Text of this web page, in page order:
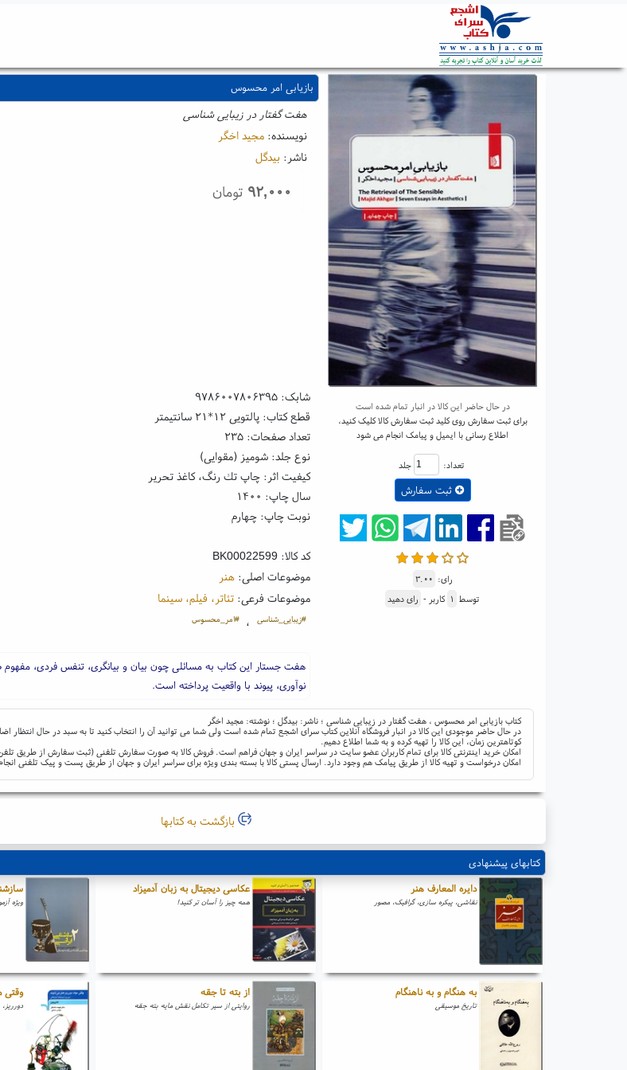
بازیابی امر محسوس
هفت گفتار در زیبایی شناسی
نویسنده: مجید اخگر
ناشر: بیدگل
۹۲,۰۰۰ تومان
در حال حاضر این کالا در انبار تمام شده است
برای ثبت سفارش روی کلید ثبت سفارش کالا کلیک کنید،
اطلاع رسانی با ایمیل و پیامک انجام می شود
تعداد: جلد
ثبت سفارش
رای: ۳.۰۰
توسط ۱ کاربر - رای دهید
شابک:۹۷۸۶۰۰۷۸۰۶۳۹۵
قطع کتاب: پالتویی ۱۲*۲۱ سانتیمتر
تعداد صفحات: ۲۳۵
نوع جلد: شومیز (مقوایی)
کیفیت اثر: چاپ تك رنگ، کاغذ تحریر
سال چاپ: ۱۴۰۰
نوبت چاپ: چهارم
کد کالا:BK00022599
موضوعات اصلی:هنر
موضوعات فرعی:تئاتر، فیلم، سینما
#زیبایی_شناسی ، #امر_محسوس
هفت جستار این کتاب به مسائلی چون بیان و بیانگری، تنفس فردی، مفهوم
نوآوری، پیوند با واقعیت پرداخته است.
کتاب بازیابی امر محسوس ، هفت گفتار در زیبایی شناسی ؛ ناشر: بیدگل ؛ نوشته: مجید اخگر
در حال حاضر موجودی این کالا در انبار فروشگاه آنلاین کتاب سرای اشجع تمام شده است ولی شما می توانید آن را انتخاب کنید تا به سبد در حال انتظار
کوتاهترین زمان، این کالا را تهیه کرده و به شما اطلاع دهیم.
امکان خرید اینترنتی کالا برای تمام کاربران عضو سایت در سراسر ایران و جهان فراهم است. فروش کالا به صورت سفارش تلفنی (ثبت سفارش از طریق
امکان درخواست و تهیه کالا از طریق پیامک هم وجود دارد. ارسال پستی کالا با بسته بندی ویژه برای سراسر ایران و جهان از طریق پست و پیک تلفنی
بازگشت به کتابها
کتابهای پیشنهادی
دایره المعارف هنر
نقاشی، پیکره سازی، گرافیک، مصور
عکاسی دیجیتال به زبان آدمیزاد
همه چیز را آسان تر کنید! ویژه
به هنگام و به ناهنگام
تاریخ موسیقی
از بته تا جقه
روایتی از سیر تکامل نقش مایه بته جقه
وقتی